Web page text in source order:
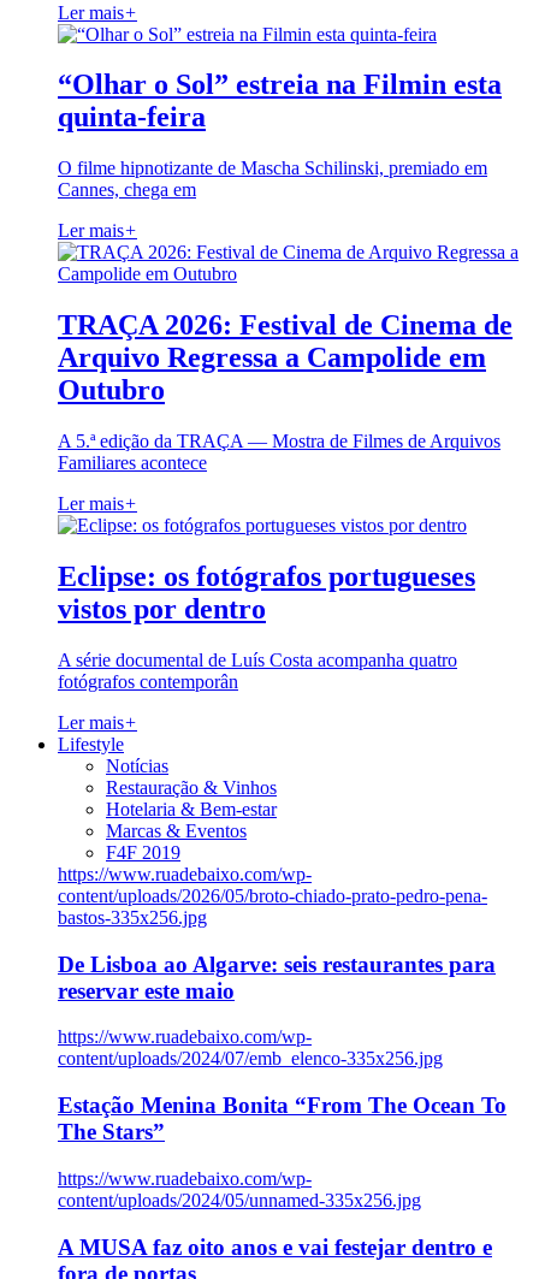
Ler mais+
“Olhar o Sol” estreia na Filmin esta
quinta-feira
O filme hipnotizante de Mascha Schilinski, premiado em
Cannes, chega em
Ler mais+
TRAÇA 2026: Festival de Cinema de
Arquivo Regressa a Campolide em
Outubro
A 5.ª edição da TRAÇA — Mostra de Filmes de Arquivos
Familiares acontece
Ler mais+
Eclipse: os fotógrafos portugueses
vistos por dentro
A série documental de Luís Costa acompanha quatro
fotógrafos contemporân
Ler mais+
Lifestyle
Notícias
Restauração & Vinhos
Hotelaria & Bem-estar
Marcas & Eventos
F4F 2019
https://www.ruadebaixo.com/wp-
content/uploads/2026/05/broto-chiado-prato-pedro-pena-
bastos-335x256.jpg
De Lisboa ao Algarve: seis restaurantes para
reservar este maio
https://www.ruadebaixo.com/wp-
content/uploads/2024/07/emb_elenco-335x256.jpg
Estação Menina Bonita “From The Ocean To
The Stars”
https://www.ruadebaixo.com/wp-
content/uploads/2024/05/unnamed-335x256.jpg
A MUSA faz oito anos e vai festejar dentro e
fora de portas